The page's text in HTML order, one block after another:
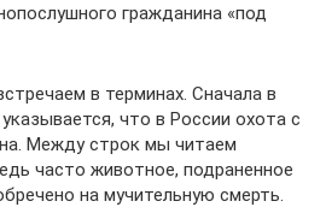
гражданина «под
в терминах. Сначала в
что в России охота с
Между строк мы читаем
часто животное, подраненное
на мучительную смерть.